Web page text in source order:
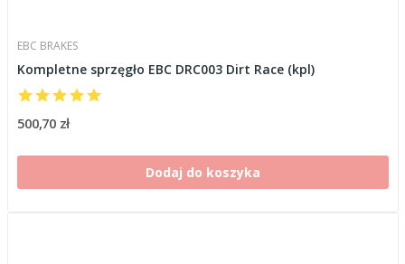
EBC BRAKES
Kompletne sprzęgło EBC DRC003 Dirt Race (kpl)
500,70 zł
Dodaj do koszyka